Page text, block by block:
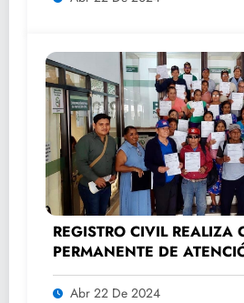
REGISTRO CIVIL REALIZA
PERMANENTE DE
ADULTOS MAYORES.
Abr 22 De 2024